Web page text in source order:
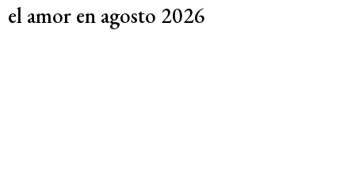
el amor en agosto 2026